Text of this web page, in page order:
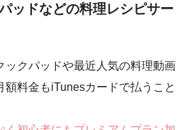
ッドなどの料理レシピサー
ックパッドや最近人気の料理動画
料金もiTunesカードで払うこと